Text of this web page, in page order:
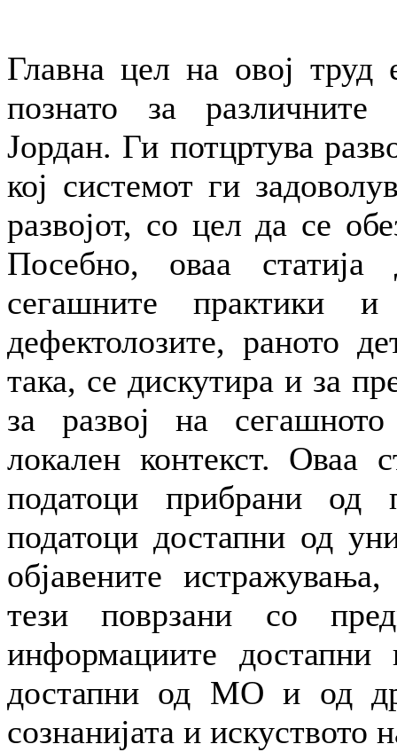
Главна цел на овој
познато за
Јордан. Ги потцртува
кој системот ги
развојот, со цел да се
Посебно, оваа статија
сегашните практики
дефектолозите, раното
така, се дискутира и за
за развој на
локален контекст. Оваа
податоци прибрани од
податоци достапни од
објавените
тези поврзани со
информациите достапни
достапни од МО и од
сознанијата и искуството